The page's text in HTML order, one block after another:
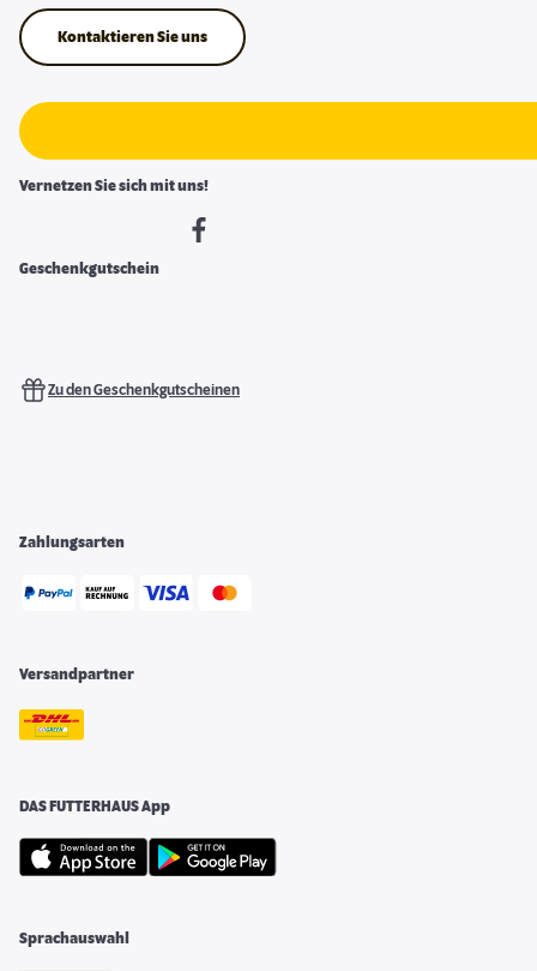
Kontaktieren Sie uns
Vernetzen Sie sich mit uns!
Geschenkgutschein
Zu den Geschenkgutscheinen
Zahlungsarten
Versandpartner
DAS FUTTERHAUS App
Sprachauswahl